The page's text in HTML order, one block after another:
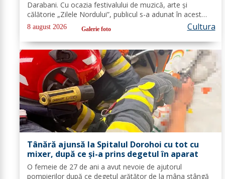
Darabani. Cu ocazia festivalului de muzică, arte și
călătorie „Zilele Nordului”, publicul s-a adunat în acest
colț de natură, bucurându-se de noaptea călduroasă și
peisajul unei oaze verzi,...
8 august 2026 Galerie foto Cultura
Tânără ajunsă la Spitalul Dorohoi cu tot cu
mixer, după ce și-a prins degetul în aparat
O femeie de 27 de ani a avut nevoie de ajutorul
pompierilor după ce degetul arătător de la mâna stângă